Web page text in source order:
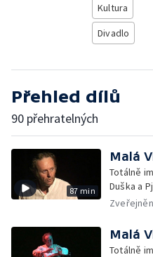
Kultura
Divadlo
Přehled dílů
90 přehratelných
87 min
Malá
Totálně
Duška a
Malá
Totálně